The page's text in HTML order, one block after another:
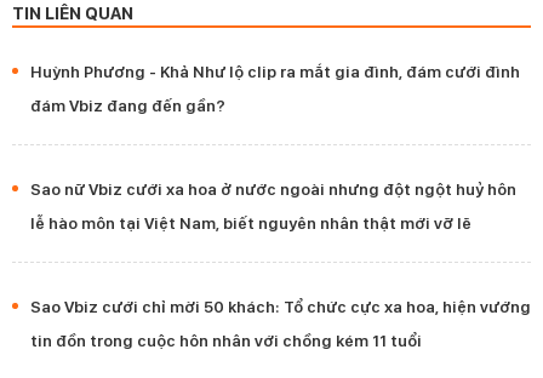
TIN LIÊN QUAN
Huỳnh Phương - Khả Như lộ clip ra mắt gia đình, đám cưới đình
đám Vbiz đang đến gần?
Sao nữ Vbiz cưới xa hoa ở nước ngoài nhưng đột ngột huỷ hôn
lễ hào môn tại Việt Nam, biết nguyên nhân thật mới vỡ lẽ
Sao Vbiz cưới chỉ mời 50 khách: Tổ chức cực xa hoa, hiện vướng
tin đồn trong cuộc hôn nhân với chồng kém 11 tuổi